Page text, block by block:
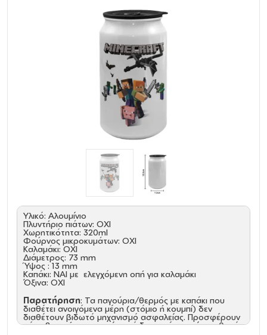
Υλικό: Αλουμίνιο
Πλυντήριο πιάτων: ΟΧΙ
Χωρητικότητα: 320ml
Φούρνος μικροκυμάτων: ΟΧΙ
Καλαμάκι: ΟΧΙ
Διάμετρος: 73 mm
Ύψος : 13 mm
Καπάκι: NAI με ελεγχόμενη οπή για καλαμάκι
Όξινα: ΟΧΙ
Παρατήρηση: Τα παγούρια/θερμός με καπάκι που
διαθέτει ανοιγόμενα μέρη (στόμιο ή κουμπί) δεν
διαθέτουν βιδωτό μηχανισμό ασφαλείας. Προσφέρουν
μόνο βασική προστασία από διαρροές και είναι πιθανό,